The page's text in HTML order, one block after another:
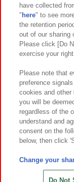
関連会社
プライバシーポリ
お取引先
カスタマーハラスメ
have collected
" here" to see
the retention
out of our sharing
Please click [Do
exercise your
Please note that
preference
cookies and other
you will be
regardless of the
understand and
consent on the
below, then click
Change your
Do Not